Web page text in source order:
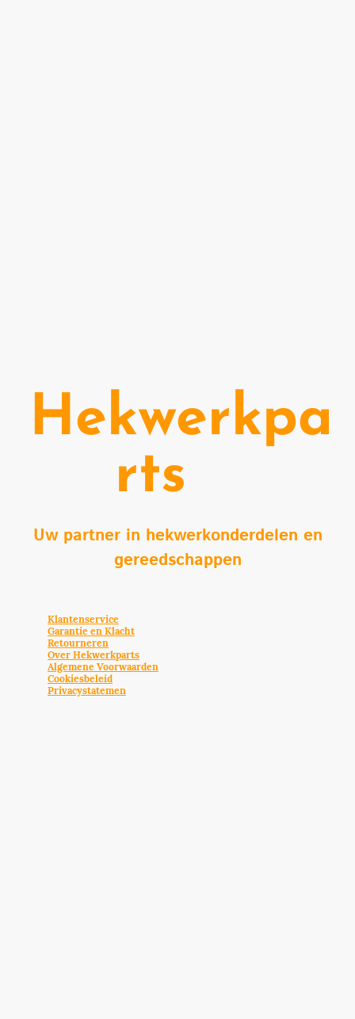
Hekwerkpa
rts
Uw partner in hekwerkonderdelen en
gereedschappen
Klantenservice
Garantie en Klacht
Retourneren
Over Hekwerkparts
Algemene Voorwaarden
Cookiesbeleid
Privacystatemen